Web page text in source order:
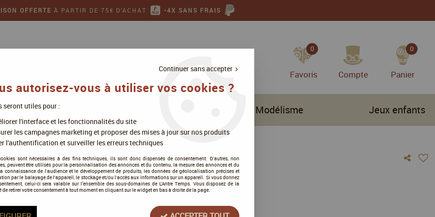
OFFERTE À PARTIR DE 75€ D'ACHAT •4X SANS FRAIS
0
Favoris Compte
0
Panier
Modélisme Jeux enfants
Troll & Dragon
Soyez le premier à donner votre avis !
Continuer sans accepter
autorisez-vous à utiliser vos cookies ?
seront utiles pour :
l'interface et les fonctionnalités du site
les campagnes marketing et proposer des mises à jour sur nos produits
l'authentification et surveiller les erreurs techniques
sont nécessaires à des fins techniques, ils sont donc dispensés de consentement. D'autres, non
peuvent être utilisés pour la personnalisation des annonces et du contenu, la mesure des annonces et du
connaissance de l'audience et le développement de produits, les données de géolocalisation précises et
par le balayage de l'appareil, le stockage et/ou l'accès aux informations sur un appareil. Si vous donnez
celui-ci sera valable sur l’ensemble des sous-domaines de L'Antre Temps. Vous disposez de la
retirer votre consentement à tout moment en cliquant sur le widget en bas à droite de la page.